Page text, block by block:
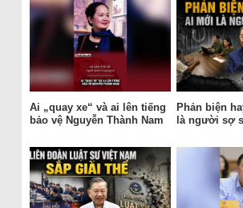
Ai „quay xe“ và ai lên tiếng
bảo vệ Nguyễn Thành Nam
Phản biện
là người sợ